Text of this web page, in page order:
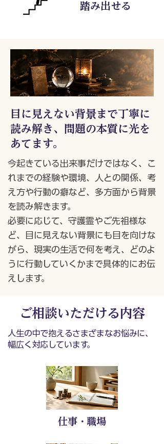
踏み出せる
目に見えない背景まで丁寧に
読み解き、問題の本質に光を
あてます。
今起きている出来事だけではなく、こ
れまでの経験や環境、人との関係、考
え方や行動の癖など、多方面から背景
を読み解きます。
必要に応じて、守護霊やご先祖様な
ど、目に見えない背景にも目を向けな
がら、現実の生活で何を考え、どのよ
うに行動していくかまで具体的にお伝
えします。
ご相談いただける内容
人生の中で抱えるさまざまなお悩みに、
幅広く対応しています。
仕事・職場